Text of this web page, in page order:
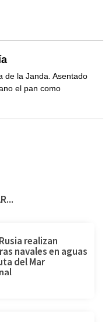
de la Janda. Asentado
el pan como
realizan
navales en aguas
del Mar